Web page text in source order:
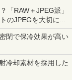
「RAW＋JPEG派」
JPEGを大切にす
閉で保冷効果が高い
冷却素材を採用した